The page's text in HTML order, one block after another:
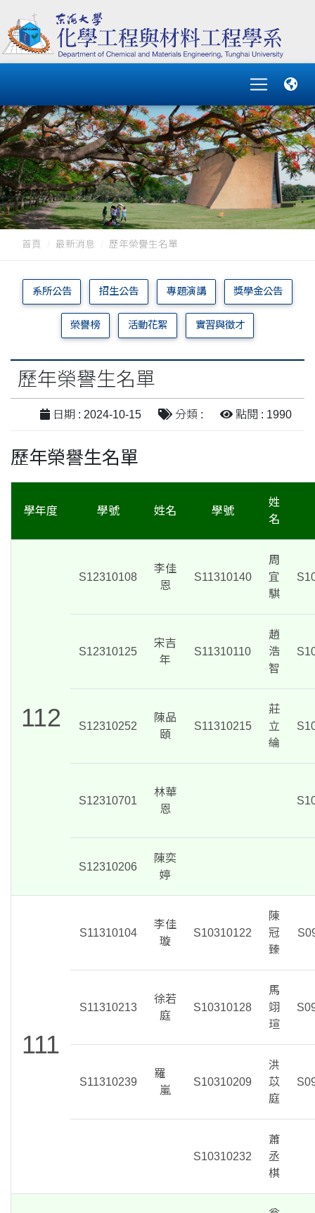
首頁 最新消息 歷年榮譽生名單
系所公告 招生公告 專題演講 獎學金公告
榮譽榜 活動花絮 實習與徵才
歷年榮譽生名單
日期 : 2024-10-15 分類 : 點閱 : 1990
歷年榮譽生名單
學年度 學號 姓名 學號
姓
名
112
S12310108
李佳
恩
S11310140
周
宜
騏
S12310125
宋吉
年
S11310110
趙
浩
智
S12310252
陳品
頤
S11310215
莊
立
綸
S12310701
林華
恩
S12310206
陳奕
婷
111
S11310104
李佳
璇
S10310122
陳
冠
臻
S11310213
徐若
庭
S10310128
馬
翊
瑄
S11310239
羅
嵐
S10310209
洪
苡
庭
S10310232
蕭
丞
棋